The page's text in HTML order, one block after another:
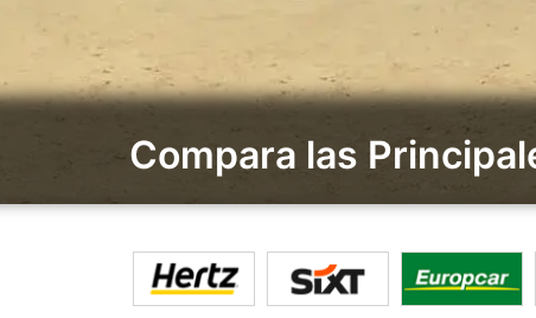
Compara las